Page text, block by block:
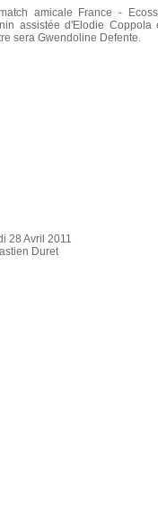
amicale France -
assistée d'Elodie
sera Gwendoline Defente.
28 Avril 2011
Duret